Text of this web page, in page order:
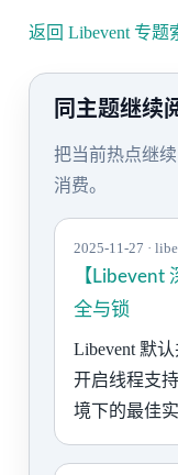
返回 Libevent 专题
同主题继续
把当前热点继
消费。
2025-11-27 ·
【Libevent
全与锁
Libevent 默
开启线程支
境下的最佳实